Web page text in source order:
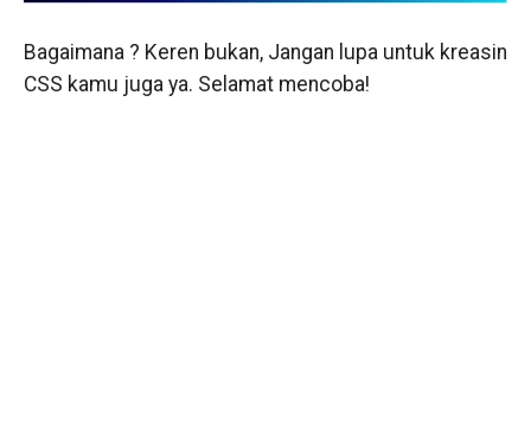
Bagaimana ? Keren bukan, Jangan lupa untuk kreasin
CSS kamu juga ya. Selamat mencoba!